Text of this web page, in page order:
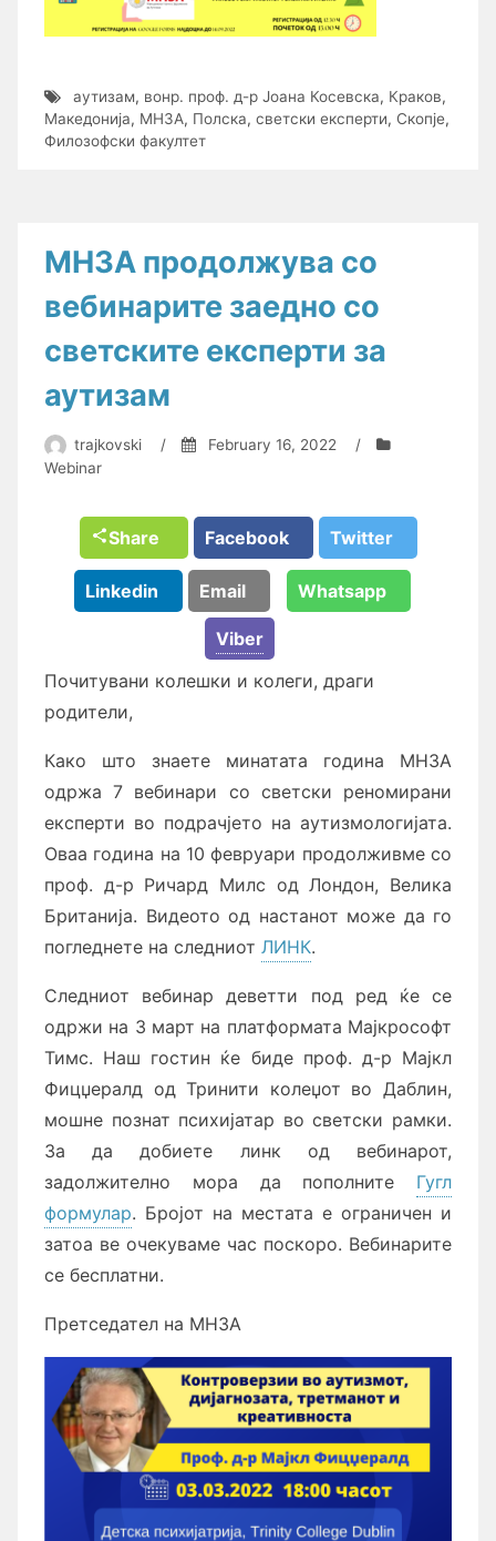
аутизам, вонр. проф. д-р Јоана Косевска, Краков,
Македонија, МНЗА, Полска, светски експерти, Скопје,
Филозофски факултет
МНЗА продолжува со
вебинарите заедно со
светските експерти за
аутизам
trajkovski / February 16, 2022
/
Webinar
Share Facebook Twitter
Linkedin Email Whatsapp
Viber
Почитувани колешки и колеги, драги
родители,
Како што знаете минатата година МНЗА
одржа 7 вебинари со светски реномирани
експерти во подрачјето на аутизмологијата.
Оваа година на 10 февруари продолживме со
проф. д-р Ричард Милс од Лондон, Велика
Британија. Видеото од настанот може да го
погледнете на следниот ЛИНК.
Следниот вебинар деветти под ред ќе се
одржи на 3 март на платформата Мајкрософт
Тимс. Наш гостин ќе биде проф. д-р Мајкл
Фицџералд од Тринити колеџот во Даблин,
мошне познат психијатар во светски рамки.
За да добиете линк од вебинарот,
задолжително мора да пополните Гугл
формулар. Бројот на местата е ограничен и
затоа ве очекуваме час поскоро. Вебинарите
се бесплатни.
Претседател на МНЗА